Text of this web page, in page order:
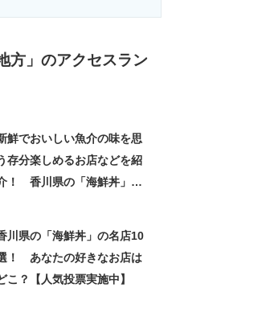
方」のアクセスラン
鮮でおいしい魚介の味を思
存分楽しめるお店などを紹
！ 香川県の「海鮮丼」の
川県の「海鮮丼」の名店10
！ あなたの好きなお店は
こ？【人気投票実施中】